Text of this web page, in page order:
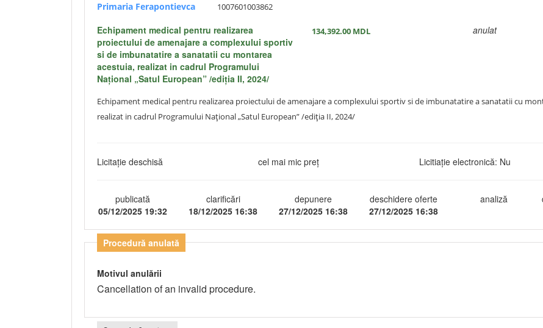
Primaria Ferapontievca 1007601003862
Echipament medical pentru realizarea
proiectului de amenajare a complexului sportiv
si de imbunatatire a sanatatii cu montarea
acestuia, realizat in cadrul Programului
Național „Satul European” /ediția II, 2024/
134,392.00 MDL anulat
Echipament medical pentru realizarea proiectului de amenajare a complexului sportiv si de imbunatatire a sanatatii cu
realizat in cadrul Programului Național „Satul European” /ediția II, 2024/
Licitație deschisă cel mai mic preț Licitiație electronică: Nu
publicată
05/12/2025 19:32
clarificări
18/12/2025 16:38
depunere
27/12/2025 16:38
deschidere oferte
27/12/2025 16:38
analiză
Procedură anulată
Motivul anulării
Cancellation of an invalid procedure.